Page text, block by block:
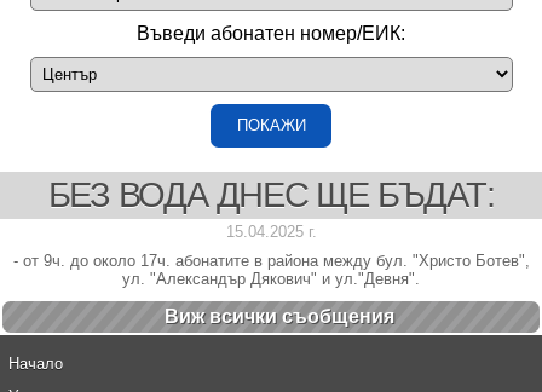
Въведи абонатен номер/ЕИК:
БЕЗ ВОДА ДНЕС ЩЕ БЪДАТ:
15.04.2025 г.
- от 9ч. до около 17ч. абонатите в района между бул. "Христо Ботев",
ул. "Александър Дякович" и ул."Девня".
Виж всички cъобщения
Начало